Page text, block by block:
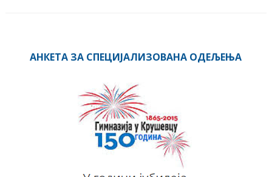
АНКЕТА ЗА СПЕЦИЈАЛИЗОВАНА ОДЕЉЕЊА